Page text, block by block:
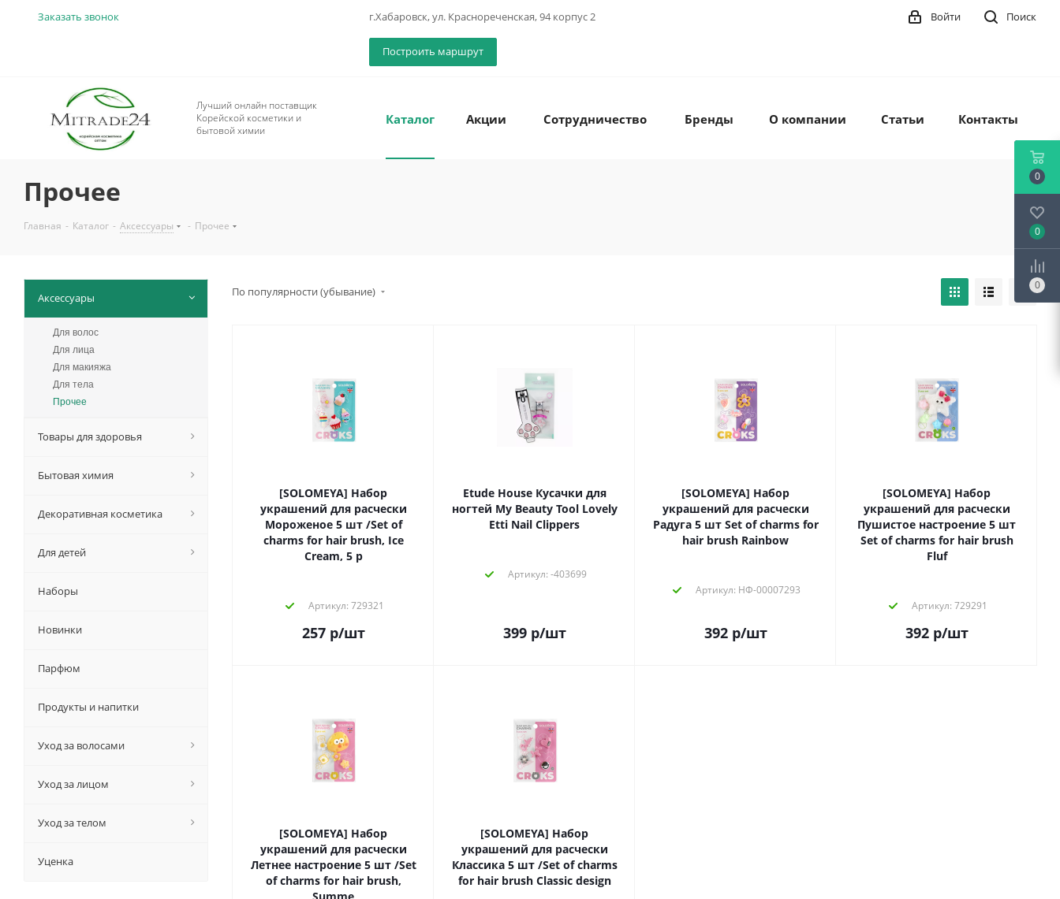
Заказать звонок г.Хабаровск, ул. Краснореченская, 94 корпус 2
Построить маршрут
Поиск
Войти
Лучший онлайн поставщик
Корейской косметики и
бытовой химии
Каталог Акции Сотрудничество Бренды О компании Статьи Контакты
Прочее
Главная - Каталог - Аксессуары - Прочее
По популярности (убывание)
[SOLOMEYA] Набор
украшений для расчески
Мороженое 5 шт /Set of
charms for hair brush, Ice
Cream, 5 p
Артикул: 729321
257р/шт
Etude House Кусачки для
ногтей My Beauty Tool Lovely
Etti Nail Clippers
Артикул: -403699
399р/шт
[SOLOMEYA] Набор
украшений для расчески
Радуга 5 шт Set of charms for
hair brush Rainbow
Артикул: НФ-00007293
392р/шт
[SOLOMEYA] Набор
украшений для расчески
Пушистое настроение 5 шт
Set of charms for hair brush
Fluf
Артикул: 729291
392р/шт
[SOLOMEYA] Набор
украшений для расчески
Летнее настроение 5 шт /Set
of charms for hair brush,
[SOLOMEYA] Набор
украшений для расчески
Классика 5 шт /Set of charms
for hair brush Classic design
Аксессуары
Для волос
Для лица
Для макияжа
Для тела
Прочее
Товары для здоровья
Бытовая химия
Декоративная косметика
Для детей
Наборы
Новинки
Парфюм
Продукты и напитки
Уход за волосами
Уход за лицом
Уход за телом
Уценка
0
0
0